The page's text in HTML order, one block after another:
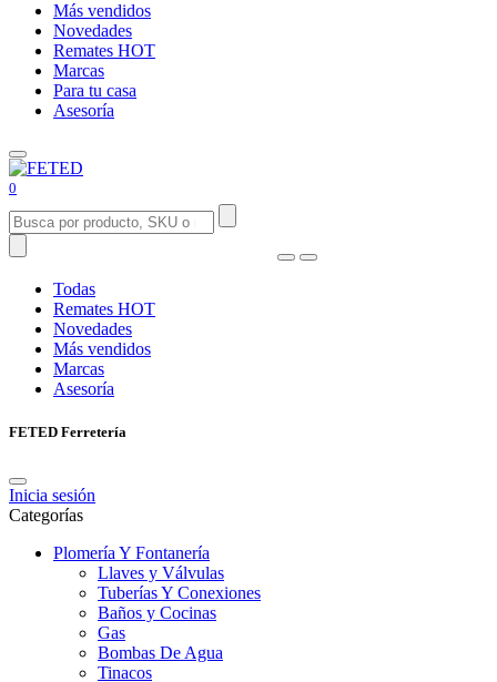
Más vendidos
Novedades
Remates HOT
Marcas
Para tu casa
Asesoría
0
Todas
Remates HOT
Novedades
Más vendidos
Marcas
Asesoría
FETED Ferretería
Inicia sesión
Categorías
Plomería Y Fontanería
Llaves y Válvulas
Tuberías Y Conexiones
Baños y Cocinas
Gas
Bombas De Agua
Tinacos